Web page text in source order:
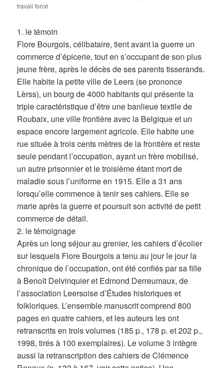
travail forcé
1. le témoin
Flore Bourgois, célibataire, tient avant la guerre un
commerce d’épicerie, tout en s’occupant de son plus
jeune frère, après le décès de ses parents tisserands.
Elle habite la petite ville de Leers (se prononce
Lèrss), un bourg de 4000 habitants qui présente la
triple caractéristique d’être une banlieue textile de
Roubaix, une ville frontière avec la Belgique et un
espace encore largement agricole. Elle habite une
rue située à trois cents mètres de la frontière et reste
seule pendant l’occupation, ayant un frère mobilisé,
un autre prisonnier et le troisième étant mort de
maladie sous l’uniforme en 1915. Elle a 31 ans
lorsqu’elle commence à tenir ses cahiers. Elle se
marie après la guerre et poursuit son activité de petit
commerce de détail.
2. le témoignage
Après un long séjour au grenier, les cahiers d’écolier
sur lesquels Flore Bourgois a tenu au jour le jour la
chronique de l’occupation, ont été confiés par sa fille
à Benoît Delvinquier et Edmond Derreumaux, de
l’association Leersoise d’Études historiques et
folkloriques. L’ensemble manuscrit comprend 800
pages en quatre cahiers, et les auteurs les ont
retranscrits en trois volumes (185 p., 178 p. et 202 p.,
1998, tirés à 100 exemplaires). Le volume 3 intègre
aussi la retranscription des cahiers de Clémence